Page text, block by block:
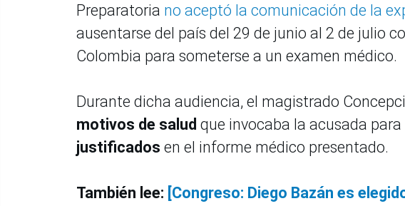
Preparatoria no aceptó la comunicación de la
ausentarse del país del 29 de junio al 2 de julio
Colombia para someterse a un examen médico.
Durante dicha audiencia, el magistrado
motivos de salud que invocaba la acusada para
justificados en el informe médico presentado.
También lee: [Congreso: Diego Bazán es